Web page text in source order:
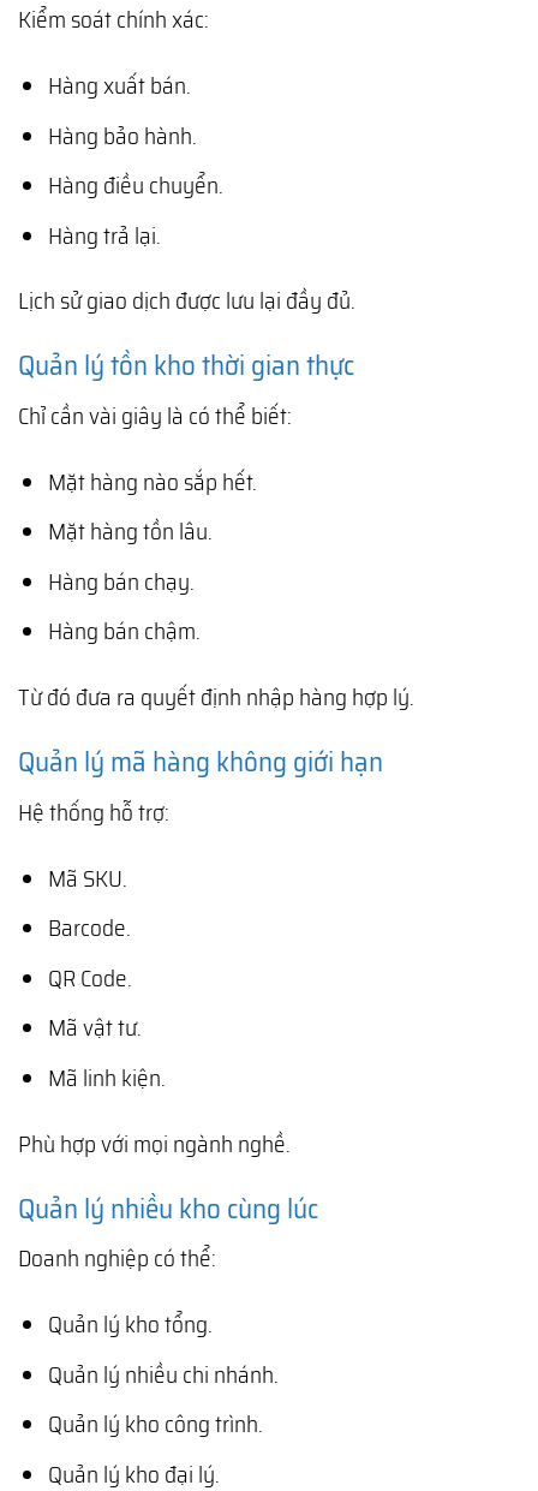
Kiểm soát chính xác:
Hàng xuất bán.
Hàng bảo hành.
Hàng điều chuyển.
Hàng trả lại.
Lịch sử giao dịch được lưu lại đầy đủ.
Quản lý tồn kho thời gian thực
Chỉ cần vài giây là có thể biết:
Mặt hàng nào sắp hết.
Mặt hàng tồn lâu.
Hàng bán chạy.
Hàng bán chậm.
Từ đó đưa ra quyết định nhập hàng hợp lý.
Quản lý mã hàng không giới hạn
Hệ thống hỗ trợ:
Mã SKU.
Barcode.
QR Code.
Mã vật tư.
Mã linh kiện.
Phù hợp với mọi ngành nghề.
Quản lý nhiều kho cùng lúc
Doanh nghiệp có thể:
Quản lý kho tổng.
Quản lý nhiều chi nhánh.
Quản lý kho công trình.
Quản lý kho đại lý.